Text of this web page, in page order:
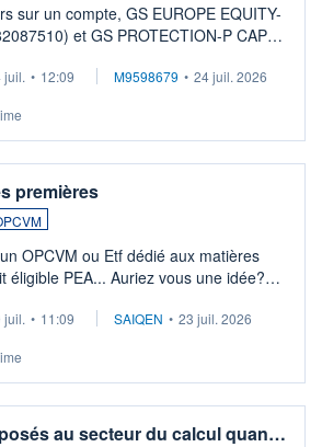
sur un compte, GS EUROPE EQUITY-
et GS PROTECTION-P CAP
on me signale ...
juil. • 12:09 M9598679 • 24 juil. 2026
premières
OPCVM ou Etf dédié aux matières
éligible PEA... Auriez vous une idée?
juil. • 11:09 SAIQEN • 23 juil. 2026
au secteur du calcul quan…